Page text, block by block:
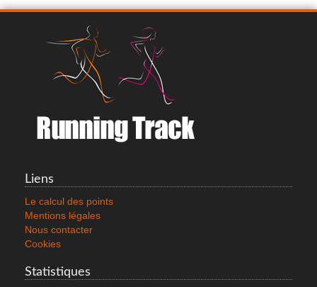
Liens
Le calcul des points
Mentions légales
Nous contacter
Cookies
Statistiques